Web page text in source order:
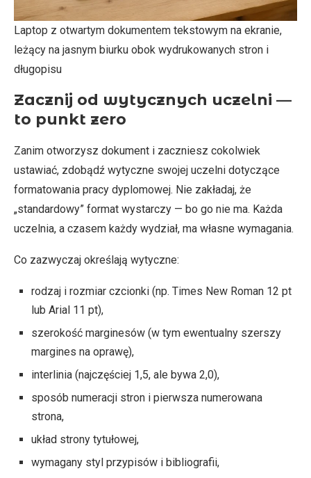
Laptop z otwartym dokumentem tekstowym na ekranie,
leżący na jasnym biurku obok wydrukowanych stron i
długopisu
Zacznij od wytycznych uczelni —
to punkt zero
Zanim otworzysz dokument i zaczniesz cokolwiek
ustawiać, zdobądź wytyczne swojej uczelni dotyczące
formatowania pracy dyplomowej. Nie zakładaj, że
„standardowy” format wystarczy — bo go nie ma. Każda
uczelnia, a czasem każdy wydział, ma własne wymagania.
Co zazwyczaj określają wytyczne:
rodzaj i rozmiar czcionki (np. Times New Roman 12 pt
lub Arial 11 pt),
szerokość marginesów (w tym ewentualny szerszy
margines na oprawę),
interlinia (najczęściej 1,5, ale bywa 2,0),
sposób numeracji stron i pierwsza numerowana
strona,
układ strony tytułowej,
wymagany styl przypisów i bibliografii,